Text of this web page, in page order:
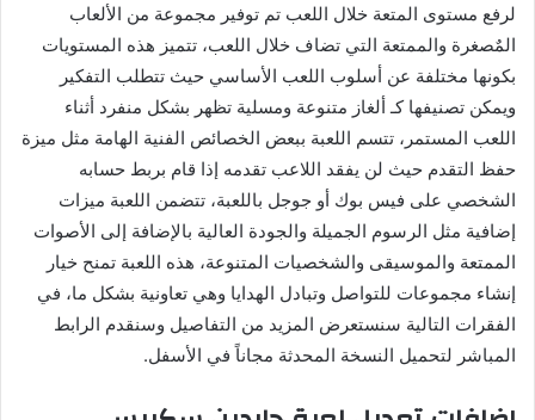
لرفع مستوى المتعة خلال اللعب تم توفير مجموعة من الألعاب
المٌصغرة والممتعة التي تضاف خلال اللعب، تتميز هذه المستويات
بكونها مختلفة عن أسلوب اللعب الأساسي حيث تتطلب التفكير
ويمكن تصنيفها كـ ألغاز متنوعة ومسلية تظهر بشكل منفرد أثناء
اللعب المستمر، تتسم اللعبة ببعض الخصائص الفنية الهامة مثل ميزة
حفظ التقدم حيث لن يفقد اللاعب تقدمه إذا قام بربط حسابه
الشخصي على فيس بوك أو جوجل باللعبة، تتضمن اللعبة ميزات
إضافية مثل الرسوم الجميلة والجودة العالية بالإضافة إلى الأصوات
الممتعة والموسيقى والشخصيات المتنوعة، هذه اللعبة تمنح خيار
إنشاء مجموعات للتواصل وتبادل الهدايا وهي تعاونية بشكل ما، في
الفقرات التالية سنستعرض المزيد من التفاصيل وسنقدم الرابط
المباشر لتحميل النسخة المحدثة مجاناً في الأسفل.